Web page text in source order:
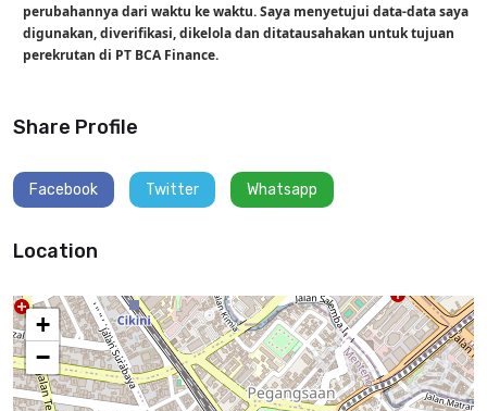
perubahannya dari waktu ke waktu. Saya menyetujui data-data saya
digunakan, diverifikasi, dikelola dan ditatausahakan untuk tujuan
perekrutan di PT BCA Finance.
Share Profile
Facebook Twitter Whatsapp
Location
+
−